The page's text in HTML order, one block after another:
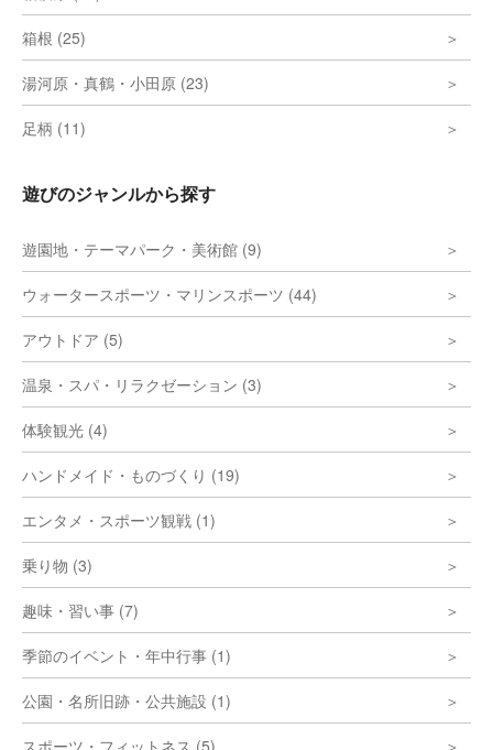
箱根 (25)
湯河原・真鶴・小田原 (23)
足柄 (11)
遊びのジャンルから探す
遊園地・テーマパーク・美術館 (9)
ウォータースポーツ・マリンスポーツ (44)
アウトドア (5)
温泉・スパ・リラクゼーション (3)
体験観光 (4)
ハンドメイド・ものづくり (19)
エンタメ・スポーツ観戦 (1)
乗り物 (3)
趣味・習い事 (7)
季節のイベント・年中行事 (1)
公園・名所旧跡・公共施設 (1)